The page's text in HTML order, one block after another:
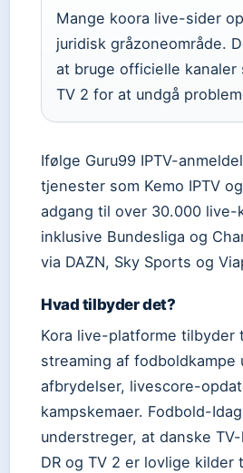
Mange koora live-sider
juridisk gråzoneområde.
at bruge officielle kanaler
TV 2 for at undgå
Ifølge Guru99 IPTV-
tjenester som Kemo IPTV og
adgang til over 30.000 live-
inklusive Bundesliga og
via DAZN, Sky Sports og
Hvad tilbyder det?
Kora live-platforme tilbyder
streaming af fodboldkampe
afbrydelser, livescore-
kampskemaer. Fodbold-
understreger, at danske
DR og TV 2 er lovlige kilder